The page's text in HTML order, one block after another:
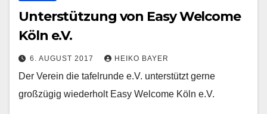
Unterstützung von Easy Welcome
Köln e.V.
6. AUGUST 2017 HEIKO BAYER
Der Verein die tafelrunde e.V. unterstützt gerne
großzügig wiederholt Easy Welcome Köln e.V.